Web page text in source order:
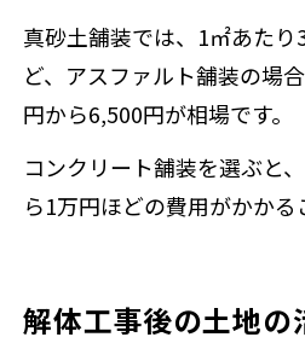
真砂土舗装では、1㎡あた
ど、アスファルト舗装の場
円から6,500円が相場です。
コンクリート舗装を選ぶと
ら1万円ほどの費用がかかる
解体工事後の土地の